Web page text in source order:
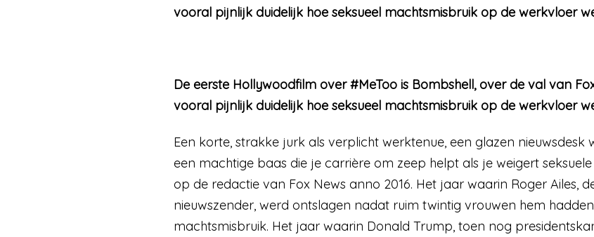
vooral pijnlijk duidelijk hoe seksueel machtsmisbruik op de werkvloer
De eerste Hollywoodfilm over #MeToo is Bombshell, over de val van
vooral pijnlijk duidelijk hoe seksueel machtsmisbruik op de werkvloer
Een korte, strakke jurk als verplicht werktenue, een glazen
een machtige baas die je carrière om zeep helpt als je weigert
op de redactie van Fox News anno 2016. Het jaar waarin Roger Ailes,
nieuwszender, werd ontslagen nadat ruim twintig vrouwen hem
machtsmisbruik. Het jaar waarin Donald Trump, toen nog